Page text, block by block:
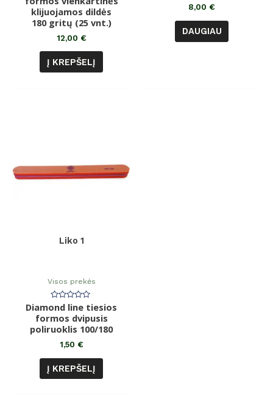
iš
5
klijuojamos dildės
180 gritų (25 vnt.)
12,00 €
Į KREPŠELĮ
8,00 €
DAUGIAU
Liko 1
Visos prekės
Įvertinimas:
0
iš
5
Diamond line tiesios
formos dvipusis
poliruoklis 100/180
1,50 €
Į KREPŠELĮ